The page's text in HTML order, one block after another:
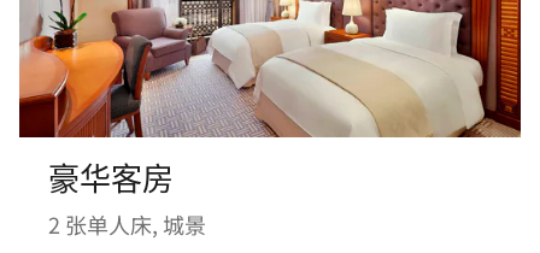
豪华客房
2 张单人床, 城景